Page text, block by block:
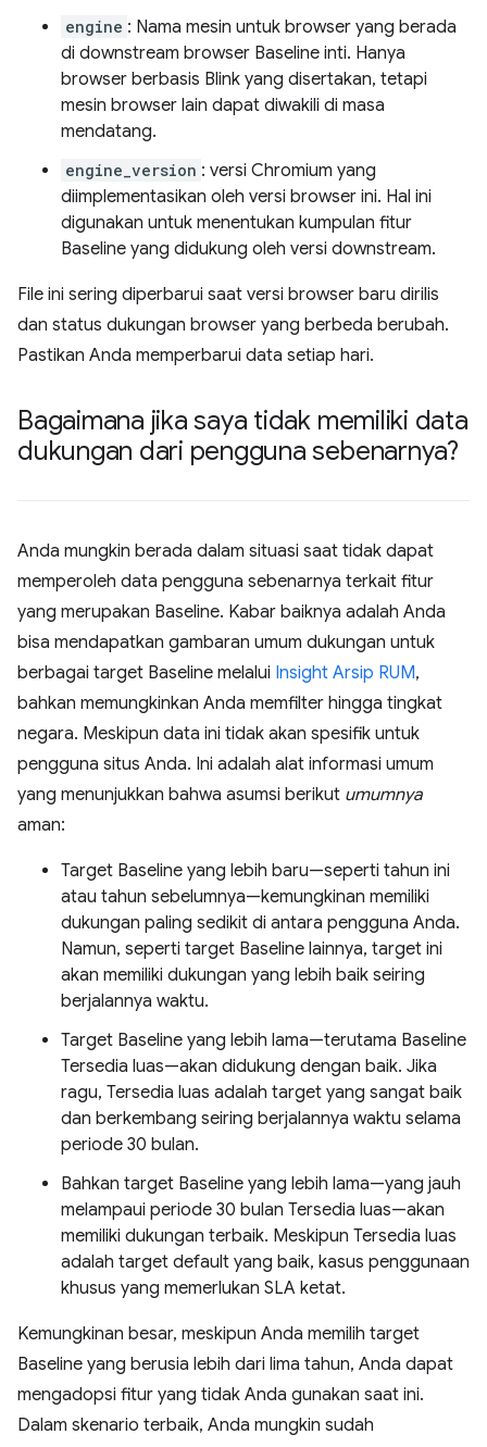
engine : Nama mesin untuk browser yang berada
di downstream browser Baseline inti. Hanya
browser berbasis Blink yang disertakan, tetapi
mesin browser lain dapat diwakili di masa
mendatang.
engine_version : versi Chromium yang
diimplementasikan oleh versi browser ini. Hal ini
digunakan untuk menentukan kumpulan fitur
Baseline yang didukung oleh versi downstream.
File ini sering diperbarui saat versi browser baru dirilis
dan status dukungan browser yang berbeda berubah.
Pastikan Anda memperbarui data setiap hari.
Bagaimana jika saya tidak memiliki data
dukungan dari pengguna sebenarnya?
Anda mungkin berada dalam situasi saat tidak dapat
memperoleh data pengguna sebenarnya terkait fitur
yang merupakan Baseline. Kabar baiknya adalah Anda
bisa mendapatkan gambaran umum dukungan untuk
berbagai target Baseline melalui Insight Arsip RUM,
bahkan memungkinkan Anda memfilter hingga tingkat
negara. Meskipun data ini tidak akan spesifik untuk
pengguna situs Anda. Ini adalah alat informasi umum
yang menunjukkan bahwa asumsi berikut umumnya
aman:
Target Baseline yang lebih baru—seperti tahun ini
atau tahun sebelumnya—kemungkinan memiliki
dukungan paling sedikit di antara pengguna Anda.
Namun, seperti target Baseline lainnya, target ini
akan memiliki dukungan yang lebih baik seiring
berjalannya waktu.
Target Baseline yang lebih lama—terutama Baseline
Tersedia luas—akan didukung dengan baik. Jika
ragu, Tersedia luas adalah target yang sangat baik
dan berkembang seiring berjalannya waktu selama
periode 30 bulan.
Bahkan target Baseline yang lebih lama—yang jauh
melampaui periode 30 bulan Tersedia luas—akan
memiliki dukungan terbaik. Meskipun Tersedia luas
adalah target default yang baik, kasus penggunaan
khusus yang memerlukan SLA ketat.
Kemungkinan besar, meskipun Anda memilih target
Baseline yang berusia lebih dari lima tahun, Anda dapat
mengadopsi fitur yang tidak Anda gunakan saat ini.
Dalam skenario terbaik, Anda mungkin sudah